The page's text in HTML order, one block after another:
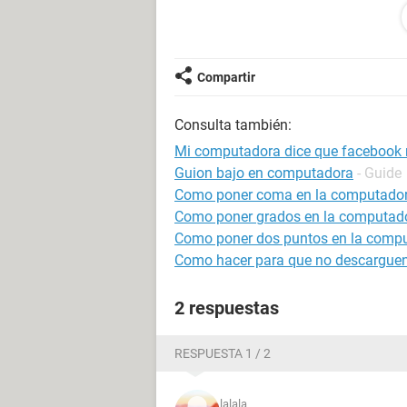
y en el mozilla sale:
Firefox no puede encontrar el
* Compruebe que la dirección no
del tipo ww.ejemplo.com en lugar de
www.ejemplo.com
de red de su equipo.
* Si su equipo o red están
Compartir
Consulta también:
Mi computadora dice que facebook
Guion bajo en computadora - Guide
Como poner coma en la
Como poner grados en la
Como poner dos puntos en la
Como hacer para que no
2 respuestas
RESPUESTA 1 / 2
lalala